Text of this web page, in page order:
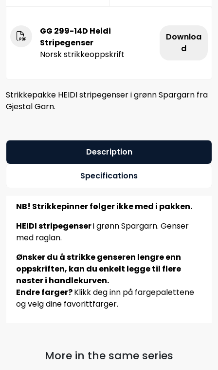
GG 299-14D Heidi
Stripegenser
Norsk strikkeoppskrift
Downloa
d
Strikkepakke HEIDI stripegenser i grønn Spargarn fra
Gjestal Garn.
Description
Specifications
NB! Strikkepinner følger ikke med i pakken.
HEIDI stripegenseri grønn Spargarn. Genser
med raglan.
Ønsker du å strikke genseren lengre enn
oppskriften, kan du enkelt legge til flere
nøster i handlekurven.
Endre farger?Klikk deg inn på fargepalettene
og velg dine favorittfarger.
More in the same series